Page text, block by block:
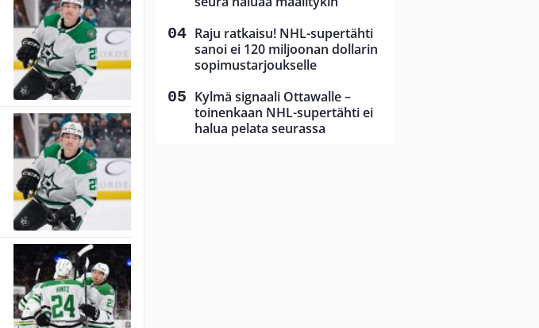
Raju ratkaisu! NHL-supertähti
sanoi ei 120 miljoonan dollarin
sopimustarjoukselle
Kylmä signaali Ottawalle –
toinenkaan NHL-supertähti ei
halua pelata seurassa